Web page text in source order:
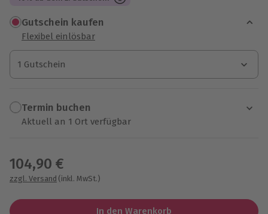
Gutschein kaufen
Flexibel einlösbar
1 Gutschein
1 Gutschein
1 Gutschein
Termin buchen
Aktuell an 1 Ort verfügbar
104,90 €
zzgl. Versand (inkl. MwSt.)
In den Warenkorb